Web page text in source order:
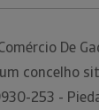
De
concelho
253 -